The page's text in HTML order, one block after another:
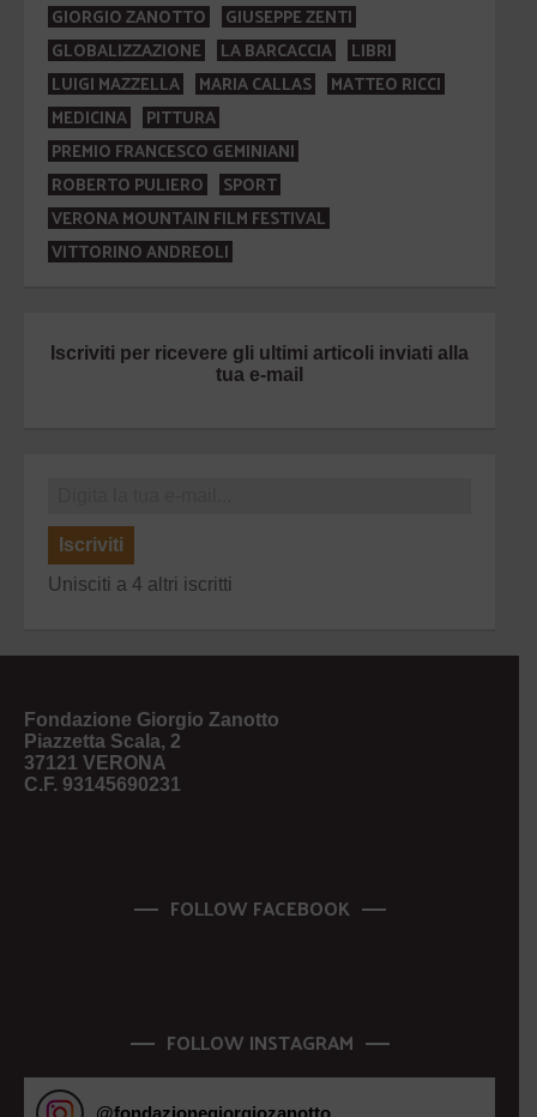
GIORGIO ZANOTTO
GIUSEPPE ZENTI
GLOBALIZZAZIONE
LA BARCACCIA
LIBRI
LUIGI MAZZELLA
MARIA CALLAS
MATTEO RICCI
MEDICINA
PITTURA
PREMIO FRANCESCO GEMINIANI
ROBERTO PULIERO
SPORT
VERONA MOUNTAIN FILM FESTIVAL
VITTORINO ANDREOLI
Iscriviti per ricevere gli ultimi articoli inviati alla
tua e-mail
Iscriviti
Unisciti a 4 altri iscritti
Fondazione Giorgio Zanotto
Piazzetta Scala, 2
37121 VERONA
C.F. 93145690231
FOLLOW FACEBOOK
FOLLOW INSTAGRAM
@fondazionegiorgiozanotto